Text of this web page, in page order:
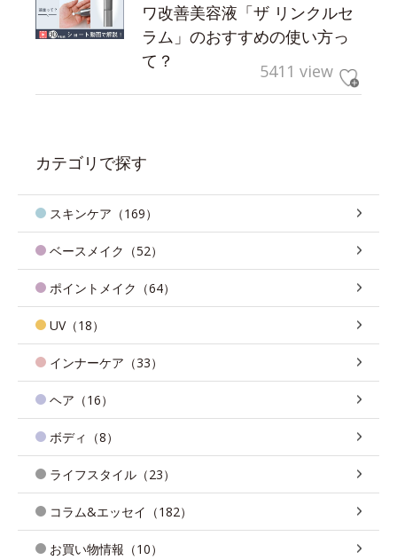
ワ改善美容液「ザ リンクルセ
ラム」のおすすめの使い方っ
て？
5411 view
カテゴリで探す
スキンケア（169）
ベースメイク（52）
ポイントメイク（64）
UV（18）
インナーケア（33）
ヘア（16）
ボディ（8）
ライフスタイル（23）
コラム&エッセイ（182）
お買い物情報（10）